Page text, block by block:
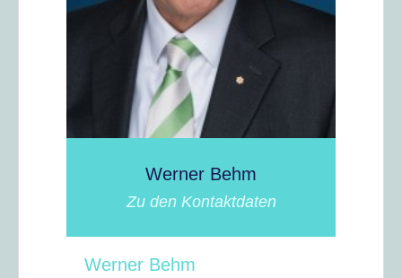
Werner Behm
Zu den Kontaktdaten
Werner Behm